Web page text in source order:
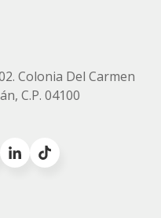
Colonia Del Carmen
C.P. 04100